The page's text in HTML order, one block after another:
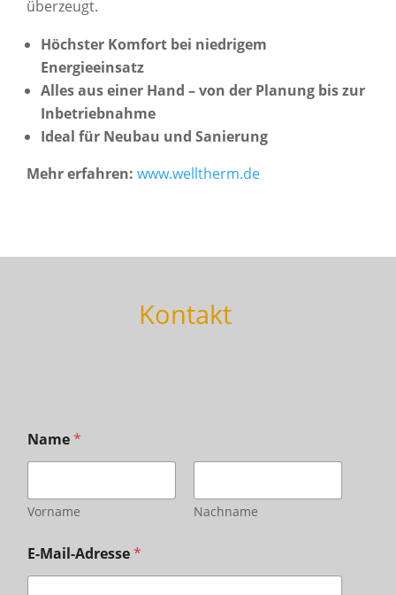
überzeugt.
Höchster Komfort bei niedrigem
Energieeinsatz
Alles aus einer Hand – von der Planung bis zur
Inbetriebnahme
Ideal für Neubau und Sanierung
Mehr erfahren: www.welltherm.de
Kontakt
Name*
Vorname Nachname
E-Mail-Adresse*